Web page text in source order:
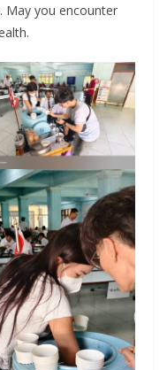
May you encounter